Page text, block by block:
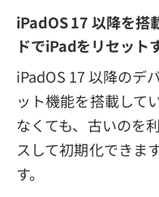
iPadOS 17 以降を搭
ドでiPadをリセット
iPadOS 17 以降のデ
ット機能を搭載して
なくても、古いのを
スして初期化できま
す。